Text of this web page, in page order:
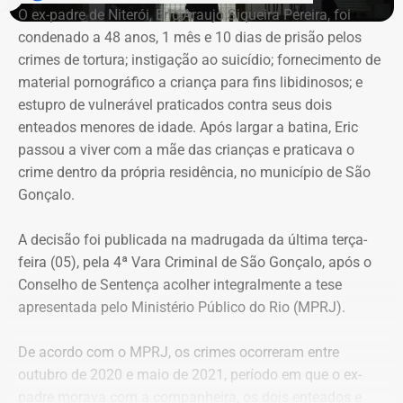
Taninho teve seu mandato cassado
em 2015
Em 2012, Taninho foi reeleito, disputando o cargo pelo
PSD. Sua primeira vitória nas urnas se deu em 2008, pelo
PSDB.
Mendonça, foram cassados após uma decisão do
Tribunal Superior Eleitoral (TSE) apontar que o prefeito
“desvirtuou propaganda institucional e utilizou recursos
públicos de forma desproporcional”. Na época, os votos
anulados.
O ex-padre de Niterói, Eric Araujo Siqueira Pereira, foi
condenado a 48 anos, 1 mês e 10 dias de prisão pelos
crimes de tortura; instigação ao suicídio; fornecimento de
material pornográfico a criança para fins libidinosos; e
estupro de vulnerável praticados contra seus dois
enteados menores de idade. Após largar a batina, Eric
passou a viver com a mãe das crianças e praticava o
crime dentro da própria residência, no município de São
Gonçalo.
A decisão foi publicada na madrugada da última terça-
feira (05), pela 4ª Vara Criminal de São Gonçalo, após o
Conselho de Sentença acolher integralmente a tese
apresentada pelo Ministério Público do Rio (MPRJ).
De acordo com o MPRJ, os crimes ocorreram entre
outubro de 2020 e maio de 2021, período em que o ex-